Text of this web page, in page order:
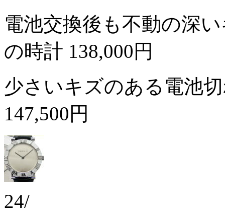
電池交換後も不動の深
の時計 138,000円
少さいキズのある電池
147,500円
24/